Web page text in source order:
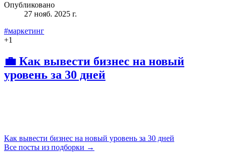
Опубликовано
27 нояб. 2025 г.
#маркетинг
+1
💼 Как вывести бизнес на новый
уровень за 30 дней
Как вывести бизнес на новый уровень за 30 дней
Все посты из подборки →